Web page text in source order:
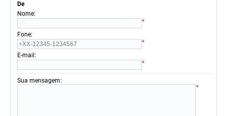
De
Nome:
*
Fone:
*
E-mail :
*
Sua mensagem:
*